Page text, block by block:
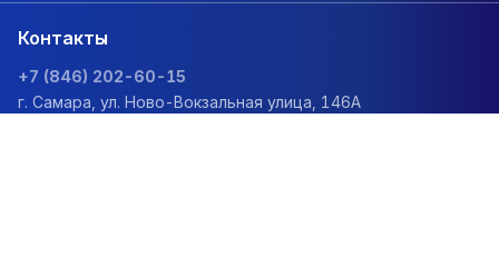
Контакты
+7 (846) 202-60-15
г. Самара, ул. Ново-Вокзальная улица, 146А